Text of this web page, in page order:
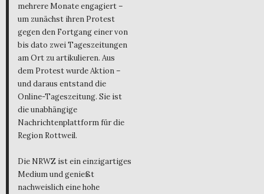
mehrere Monate engagiert –
um zunächst ihren Protest
gegen den Fortgang einer von
bis dato zwei Tageszeitungen
am Ort zu artikulieren. Aus
dem Protest wurde Aktion –
und daraus entstand die
Online-Tageszeitung. Sie ist
die unabhängige
Nachrichtenplattform für die
Region Rottweil.
Die NRWZ ist ein einzigartiges
Medium und genießt
nachweislich eine hohe